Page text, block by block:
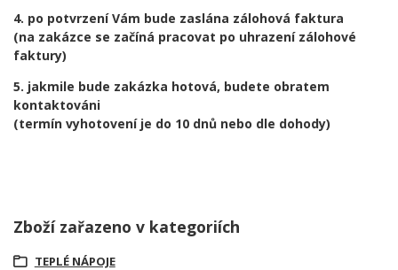
4. po potvrzení Vám bude zaslána zálohová faktura
(na zakázce se začíná pracovat po uhrazení zálohové
faktury)
5. jakmile bude zakázka hotová, budete obratem
kontaktováni
(termín vyhotovení je do 10 dnů nebo dle dohody)
Zboží zařazeno v kategoriích
TEPLÉ NÁPOJE